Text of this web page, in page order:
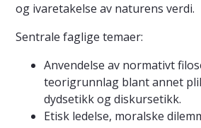
og ivaretakelse av naturens verdi.
Sentrale faglige temaer:
Anvendelse av normativt
teorigrunnlag blant annet
dydsetikk og diskursetikk.
Etisk ledelse, moralske